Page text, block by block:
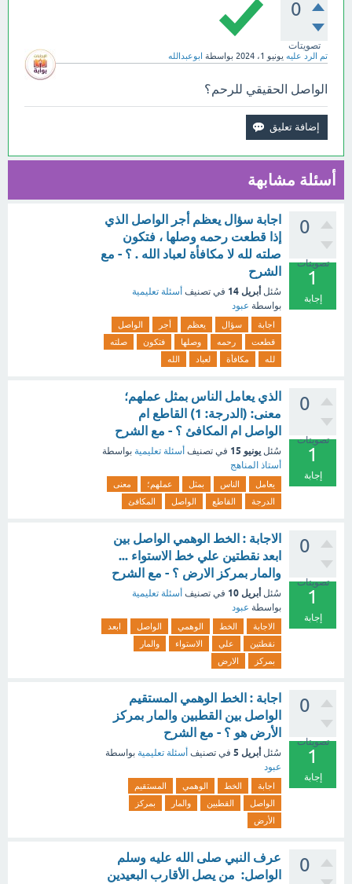
0
تصويتات
تم الرد عليه يونيو 1، 2024 بواسطة ابوعبدالله
الواصل الحقيقي للرحم؟
أسئلة مشابهة
0
تصويتات
1
إجابة
اجابة سؤال يعظم أجر الواصل الذي
إذا قطعت رحمه وصلها ، فتكون
صلته لله لا مكافأة لعباد الله . ؟ - مع
الشرح
سُئل أبريل 14 في تصنيف أسئلة تعليمية
بواسطة عبود
اجابة سؤال يعظم أجر
الواصل
قطعت
رحمه وصلها فتكون
صلته
لله
مكافأة لعباد الله
0
تصويتات
1
إجابة
الذي يعامل الناس بمثل عملهم؛
معنى: (الدرجة: 1) القاطع ام
الواصل ام المكافئ ؟ - مع الشرح
سُئل يونيو 15 في تصنيف أسئلة تعليمية بواسطة
أستاذ المناهج
يعامل الناس بمثل عملهم؛
معنى
الدرجة
القاطع الواصل المكافئ
0
تصويتات
1
إجابة
الاجابة : الخط الوهمي الواصل بين
ابعد نقطتين علي خط الاستواء ...
والمار بمركز الارض ؟ - مع الشرح
سُئل أبريل 10 في تصنيف أسئلة تعليمية
بواسطة عبود
الاجابة الخط الوهمي الواصل
ابعد
نقطتين
علي الاستواء
والمار
بمركز
الارض
0
تصويتات
1
إجابة
اجابة : الخط الوهمي المستقيم
الواصل بين القطبين والمار بمركز
الأرض هو ؟ - مع الشرح
سُئل أبريل 5 في تصنيف أسئلة تعليمية بواسطة
عبود
اجابة الخط الوهمي
المستقيم
الواصل
القطبين والمار
بمركز
الأرض
0
عرف النبي صلى الله عليه وسلم
الواصل: من يصل الأقارب البعيدين